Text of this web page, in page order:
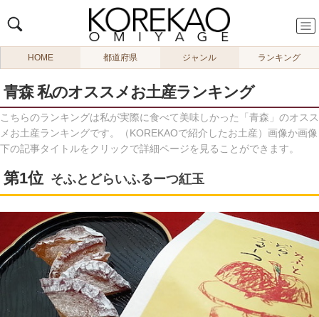
HOME 都道府県 ジャンル ランキング
青森 私のオススメお土産ランキング
こちらのランキングは私が実際に食べて美味しかった「青森」のオスス
メお土産ランキングです。（KOREKAOで紹介したお土産）画像か画像
下の記事タイトルをクリックで詳細ページを見ることができます。
そふとどらいふるーつ紅玉